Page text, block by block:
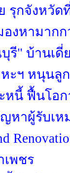
รุกจังหวัด
งหามาก
รี" บ้านเดี่
หะฯ หนุนลู
หนี้ ฟื้นโอก
หาผู้รับเห
เพชร